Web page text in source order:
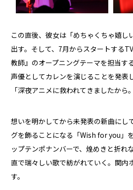
この直後、彼女は「めちゃくちゃ嬉し
出す。そして、7月からスタートする
教師』のオープニングテーマを担当す
声優としてカレンを演じることを発表
「深夜アニメに救われてきましたから
想いを明かしてから未発表の新曲にし
グを飾ることになる「Wish for you」
ップテンポナンバーで、煌めきと折れ
直で瑞々しい歌で紡がれていく。関内
す。